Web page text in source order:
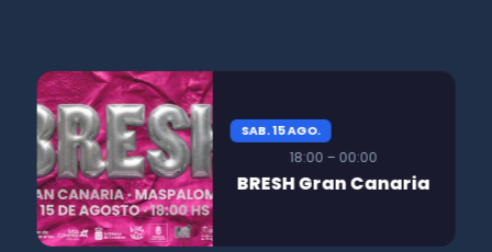
SAB. 15 AGO.
18:00 – 00:00
BRESH Gran Canaria